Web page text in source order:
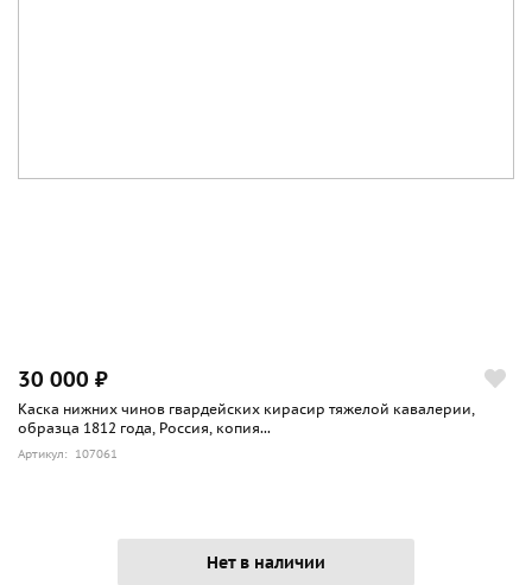
30 000 ₽
Каска нижних чинов гвардейских кирасир тяжелой кавалерии,
образца 1812 года, Россия, копия...
Артикул: 107061
Нет в наличии